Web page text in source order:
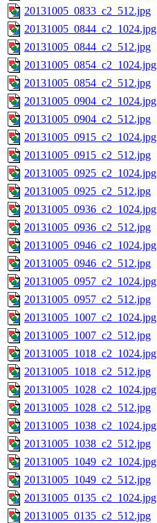
20131005_0833_c2_512.jpg
20131005_0844_c2_1024.jpg
20131005_0844_c2_512.jpg
20131005_0854_c2_1024.jpg
20131005_0854_c2_512.jpg
20131005_0904_c2_1024.jpg
20131005_0904_c2_512.jpg
20131005_0915_c2_1024.jpg
20131005_0915_c2_512.jpg
20131005_0925_c2_1024.jpg
20131005_0925_c2_512.jpg
20131005_0936_c2_1024.jpg
20131005_0936_c2_512.jpg
20131005_0946_c2_1024.jpg
20131005_0946_c2_512.jpg
20131005_0957_c2_1024.jpg
20131005_0957_c2_512.jpg
20131005_1007_c2_1024.jpg
20131005_1007_c2_512.jpg
20131005_1018_c2_1024.jpg
20131005_1018_c2_512.jpg
20131005_1028_c2_1024.jpg
20131005_1028_c2_512.jpg
20131005_1038_c2_1024.jpg
20131005_1038_c2_512.jpg
20131005_1049_c2_1024.jpg
20131005_1049_c2_512.jpg
20131005_0135_c2_1024.jpg
20131005_0135_c2_512.jpg